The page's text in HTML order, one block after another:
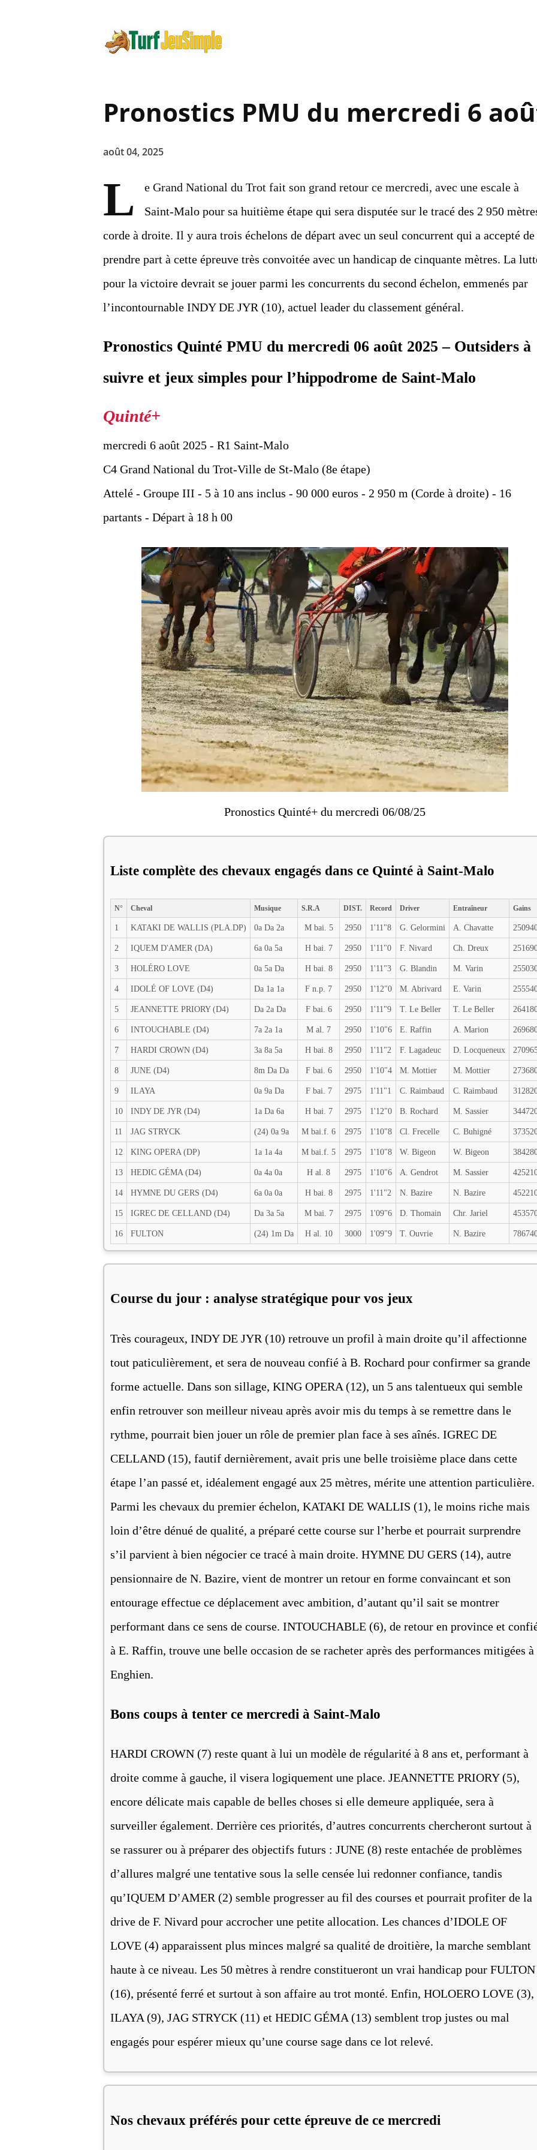
Pronostics PMU du mercredi 6
août 04, 2025
L
e Grand National du Trot fait son grand retour ce mercredi, avec une escale à
Saint-Malo pour sa huitième étape qui sera disputée sur le tracé des 2 950
corde à droite. Il y aura trois échelons de départ avec un seul concurrent qui a accepté de
prendre part à cette épreuve très convoitée avec un handicap de cinquante mètres. La
pour la victoire devrait se jouer parmi les concurrents du second échelon, emmenés par
l’incontournable INDY DE JYR (10), actuel leader du classement général.
Pronostics Quinté PMU du mercredi 06 août 2025 – Outsiders à
suivre et jeux simples pour l’hippodrome de Saint-Malo
mercredi 6 août 2025 - R1 Saint-Malo
C4 Grand National du Trot-Ville de St-Malo (8e étape)
Attelé - Groupe III - 5 à 10 ans inclus - 90 000 euros - 2 950 m (Corde à droite) - 16
partants - Départ à 18 h 00
Pronostics Quinté+ du mercredi 06/08/25
Liste complète des chevaux engagés dans ce Quinté à Saint-Malo
N° Cheval Musique S.R.A DIST. Record Driver Entraîneur Gains
1 KATAKI DE WALLIS (PLA.DP) 0a Da 2a M bai. 5 2950 1'11"8 G. Gelormini A. Chavatte
2 IQUEM D'AMER (DA) 6a 0a 5a H bai. 7 2950 1'11"0 F. Nivard Ch. Dreux
3 HOLÉRO LOVE 0a 5a Da H bai. 8 2950 1'11"3 G. Blandin M. Varin
4 IDOLÉ OF LOVE (D4) Da 1a 1a F n.p. 7 2950 1'12"0 M. Abrivard E. Varin
5 JEANNETTE PRIORY (D4) Da 2a Da F bai. 6 2950 1'11"9 T. Le Beller T. Le Beller
6 INTOUCHABLE (D4) 7a 2a 1a M al. 7 2950 1'10"6 E. Raffin A. Marion
7 HARDI CROWN (D4) 3a 8a 5a H bai. 8 2950 1'11"2 F. Lagadeuc D. Locqueneux
8 JUNE (D4) 8m Da Da F bai. 6 2950 1'10"4 M. Mottier M. Mottier
9 ILAYA 0a 9a Da F bai. 7 2975 1'11"1 C. Raimbaud C. Raimbaud
10 INDY DE JYR (D4) 1a Da 6a H bai. 7 2975 1'12"0 B. Rochard M. Sassier
11 JAG STRYCK (24) 0a 9a M bai.f. 6 2975 1'10"8 Cl. Frecelle C. Buhigné
12 KING OPERA (DP) 1a 1a 4a M bai.f. 5 2975 1'10"8 W. Bigeon W. Bigeon
13 HEDIC GÉMA (D4) 0a 4a 0a H al. 8 2975 1'10"6 A. Gendrot M. Sassier
14 HYМNE DU GERS (D4) 6a 0a 0a H bai. 8 2975 1'11"2 N. Bazire N. Bazire
15 IGREC DE CELLAND (D4) Da 3a 5a M bai. 7 2975 1'09"6 D. Thomain Chr. Jariel
16 FULTON (24) 1m Da H al. 10 3000 1'09"9 T. Ouvrie N. Bazire
Course du jour : analyse stratégique pour vos jeux
Très courageux, INDY DE JYR (10) retrouve un profil à main droite qu’il affectionne
tout paticulièrement, et sera de nouveau confié à B. Rochard pour confirmer sa grande
forme actuelle. Dans son sillage, KING OPERA (12), un 5 ans talentueux qui semble
enfin retrouver son meilleur niveau après avoir mis du temps à se remettre dans le
rythme, pourrait bien jouer un rôle de premier plan face à ses aînés. IGREC DE
CELLAND (15), fautif dernièrement, avait pris une belle troisième place dans cette
étape l’an passé et, idéalement engagé aux 25 mètres, mérite une attention particulière.
Parmi les chevaux du premier échelon, KATAKI DE WALLIS (1), le moins riche mais
loin d’être dénué de qualité, a préparé cette course sur l’herbe et pourrait surprendre
s’il parvient à bien négocier ce tracé à main droite. HYMNE DU GERS (14), autre
pensionnaire de N. Bazire, vient de montrer un retour en forme convaincant et son
entourage effectue ce déplacement avec ambition, d’autant qu’il sait se montrer
performant dans ce sens de course. INTOUCHABLE (6), de retour en province et
à E. Raffin, trouve une belle occasion de se racheter après des performances mitigées à
Enghien.
Bons coups à tenter ce mercredi à Saint-Malo
HARDI CROWN (7) reste quant à lui un modèle de régularité à 8 ans et, performant à
droite comme à gauche, il visera logiquement une place. JEANNETTE PRIORY (5),
encore délicate mais capable de belles choses si elle demeure appliquée, sera à
surveiller également. Derrière ces priorités, d’autres concurrents chercheront surtout à
se rassurer ou à préparer des objectifs futurs : JUNE (8) reste entachée de problèmes
d’allures malgré une tentative sous la selle censée lui redonner confiance, tandis
qu’IQUEM D’AMER (2) semble progresser au fil des courses et pourrait profiter de la
drive de F. Nivard pour accrocher une petite allocation. Les chances d’IDOLE OF
LOVE (4) apparaissent plus minces malgré sa qualité de droitière, la marche semblant
haute à ce niveau. Les 50 mètres à rendre constitueront un vrai handicap pour FULTON
(16), présenté ferré et surtout à son affaire au trot monté. Enfin, HOLOERO LOVE (3),
ILAYA (9), JAG STRYCK (11) et HEDIC GÉMA (13) semblent trop justes ou mal
engagés pour espérer mieux qu’une course sage dans ce lot relevé.
Nos chevaux préférés pour cette épreuve de ce mercredi